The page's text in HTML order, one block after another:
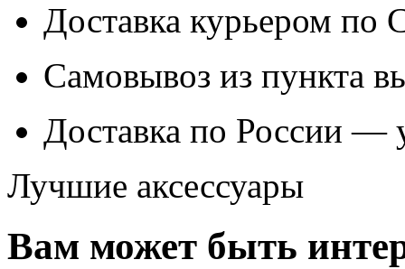
Доставка курьером
Самовывоз из пункта
Доставка по России —
Лучшие аксессуары
Вам может быть